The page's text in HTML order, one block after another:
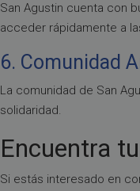
San Agustin cuenta con
acceder rápidamente a
6. Comunidad
La comunidad de San
solidaridad.
Encuentra
Si estás interesado en